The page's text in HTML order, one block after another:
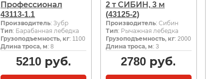
Профессионал
43113-1.1
Производитель: Зубр
Тип: Барабанная лебедка
Грузоподъемность, кг: 1100
Длина троса, м: 8
5210руб.
2 т СИБИН, 3 м
(43125-2)
Производитель: Сибин
Тип: Рычажная лебедка
Грузоподъемность, кг: 2000
Длина троса, м: 3
2780 руб.